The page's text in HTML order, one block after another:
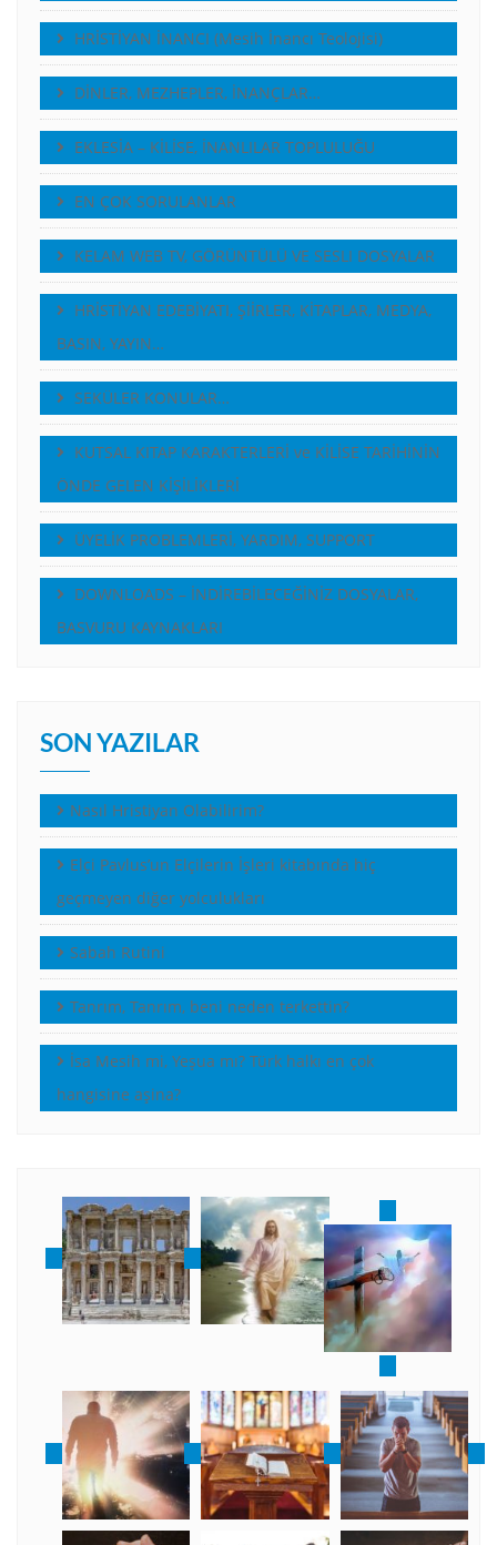
HRİSTİYAN İNANCI (Mesih İnancı Teolojisi)
DİNLER, MEZHEPLER, İNANÇLAR…
EKLESİA – KİLİSE, İNANLILAR TOPLULUĞU
EN ÇOK SORULANLAR
KELAM WEB TV, GÖRÜNTÜLÜ VE SESLI DOSYALAR
HRİSTİYAN EDEBİYATI, ŞİİRLER, KİTAPLAR, MEDYA,
BASIN, YAYIN…
SEKÜLER KONULAR…
KUTSAL KITAP KARAKTERLERİ ve KİLİSE TARİHİNİN
ÖNDE GELEN KİŞİLİKLERİ
ÜYELİK PROBLEMLERİ, YARDIM, SUPPORT
DOWNLOADS – İNDİREBİLECEĞİNİZ DOSYALAR,
BASVURU KAYNAKLARI
SON YAZILAR
Nasıl Hristiyan Olabilirim?
Elçi Pavlus’un Elçilerin İşleri kitabında hiç
geçmeyen diğer yolculukları
Sabah Rutini
Tanrım, Tanrım, beni neden terkettin?
İsa Mesih mi, Yeşua mı? Türk halkı en çok
hangisine aşina?